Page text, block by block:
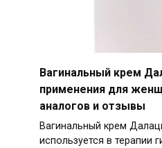
Вагинальный крем
применения для
аналогов и отзывы
Вагинальный крем
используется в терапии